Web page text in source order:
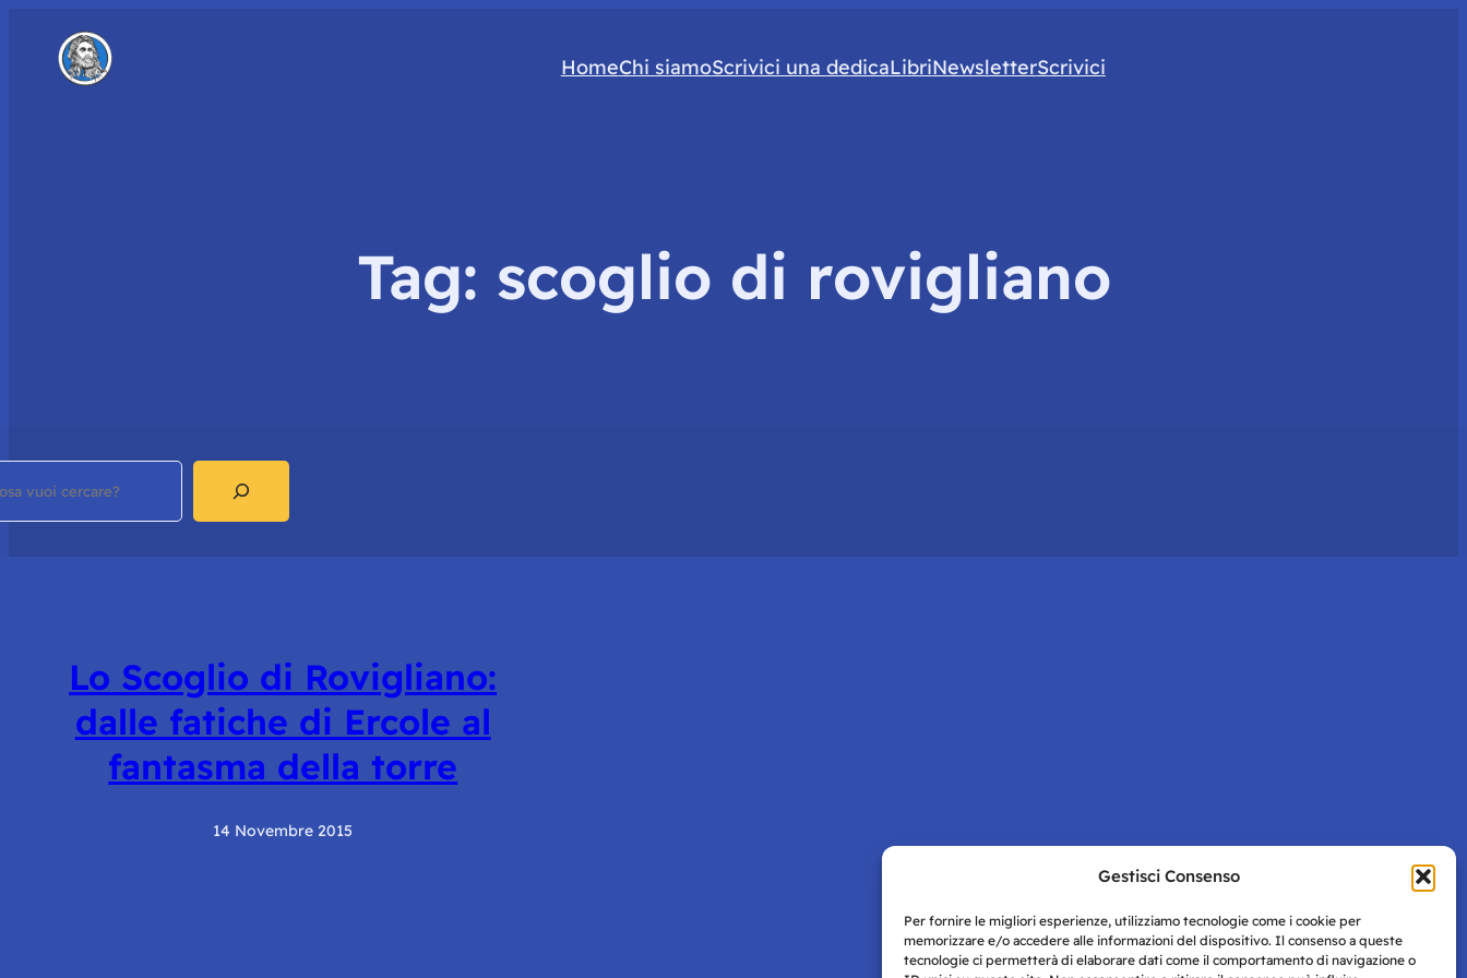
Gestisci Consenso
Per fornire le migliori esperienze, utilizziamo tecnologie come i cookie per
memorizzare e/o accedere alle informazioni del dispositivo. Il consenso a queste
tecnologie ci permetterà di elaborare dati come il comportamento di navigazione o
HomeChi siamoScrivici una dedicaLibriNewsletterScrivici
Tag: scoglio di rovigliano
Lo Scoglio di Rovigliano:
dalle fatiche di Ercole al
fantasma della torre
14 Novembre 2015